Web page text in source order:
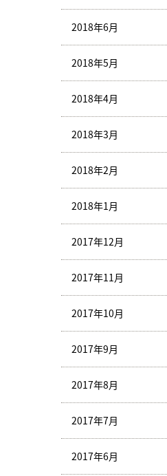
2018年6月
2018年5月
2018年4月
2018年3月
2018年2月
2018年1月
2017年12月
2017年11月
2017年10月
2017年9月
2017年8月
2017年7月
2017年6月